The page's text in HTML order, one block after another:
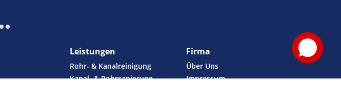
Leistungen
Rohr- & Kanalreinigung
Kanal- & Rohrsanierung
Firma
Über Uns
Impressum